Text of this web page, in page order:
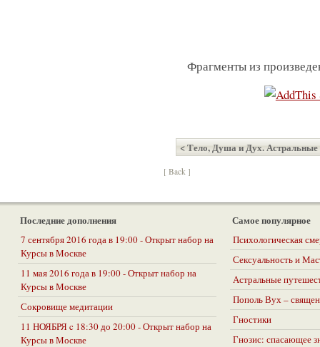
Фрагменты из
< Тело, Душа и Дух. Астральные
[ Back ]
Последние дополнения
7 сентября 2016 года в 19:00 - Открыт набор на
Курсы в Москве
11 мая 2016 года в 19:00 - Открыт набор на
Курсы в Москве
Сокровище медитации
11 НОЯБРЯ c 18:30 до 20:00 - Открыт набор на
Курсы в Москве
Самое популярное
Психологическая
Сексуальность и
Астральные
Пополь Вух –
Гностики
Гнозис: спасающее